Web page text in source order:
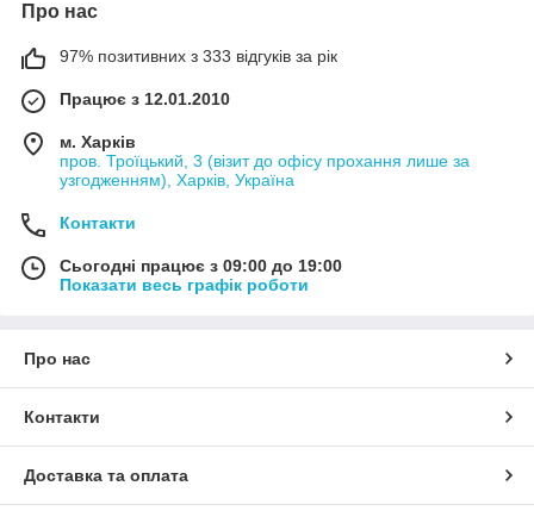
Про нас
97% позитивних з 333 відгуків за рік
Працює з 12.01.2010
м. Харків
пров. Троїцький, 3 (візит до офісу прохання лише за
узгодженням), Харків, Україна
Контакти
Сьогодні працює з 09:00 до 19:00
Показати весь графік роботи
Про нас
Контакти
Доставка та оплата